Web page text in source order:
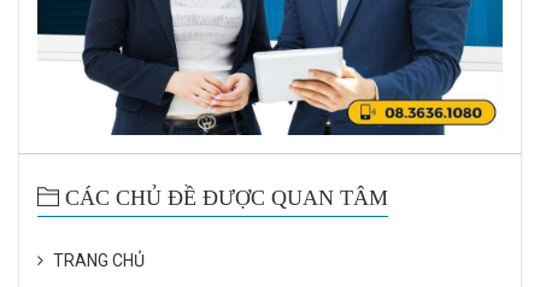
CÁC CHỦ ĐỀ ĐƯỢC QUAN TÂM
TRANG CHỦ